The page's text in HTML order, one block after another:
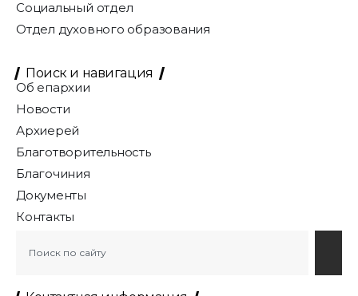
Социальный отдел
Отдел духовного образования
Поиск и навигация
Об епархии
Новости
Архиерей
Благотворительность
Благочиния
Документы
Контакты